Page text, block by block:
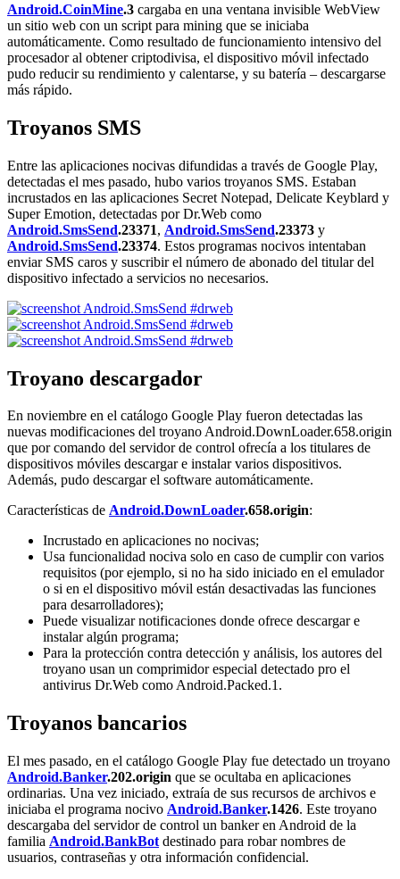
Android.CoinMine.3 cargaba en una ventana invisible WebView
un sitio web con un script para mining que se iniciaba
automáticamente. Como resultado de funcionamiento intensivo del
procesador al obtener criptodivisa, el dispositivo móvil infectado
pudo reducir su rendimiento y calentarse, y su batería – descargarse
más rápido.
Troyanos SMS
Entre las aplicaciones nocivas difundidas a través de Google Play,
detectadas el mes pasado, hubo varios troyanos SMS. Estaban
incrustados en las aplicaciones Secret Notepad, Delicate Keyblard y
Super Emotion, detectadas por Dr.Web como
Android.SmsSend.23371, Android.SmsSend.23373 y
Android.SmsSend.23374. Estos programas nocivos intentaban
enviar SMS caros y suscribir el número de abonado del titular del
dispositivo infectado a servicios no necesarios.
Troyano descargador
En noviembre en el catálogo Google Play fueron detectadas las
nuevas modificaciones del troyano Android.DownLoader.658.origin
que por comando del servidor de control ofrecía a los titulares de
dispositivos móviles descargar e instalar varios dispositivos.
Además, pudo descargar el software automáticamente.
Características de Android.DownLoader.658.origin:
Incrustado en aplicaciones no nocivas;
Usa funcionalidad nociva solo en caso de cumplir con varios
requisitos (por ejemplo, si no ha sido iniciado en el emulador
o si en el dispositivo móvil están desactivadas las funciones
para desarrolladores);
Puede visualizar notificaciones donde ofrece descargar e
instalar algún programa;
Para la protección contra detección y análisis, los autores del
troyano usan un comprimidor especial detectado pro el
antivirus Dr.Web como Android.Packed.1.
Troyanos bancarios
El mes pasado, en el catálogo Google Play fue detectado un troyano
Android.Banker.202.origin que se ocultaba en aplicaciones
ordinarias. Una vez iniciado, extraía de sus recursos de archivos e
iniciaba el programa nocivo Android.Banker.1426. Este troyano
descargaba del servidor de control un banker en Android de la
familia Android.BankBot destinado para robar nombres de
usuarios, contraseñas y otra información confidencial.